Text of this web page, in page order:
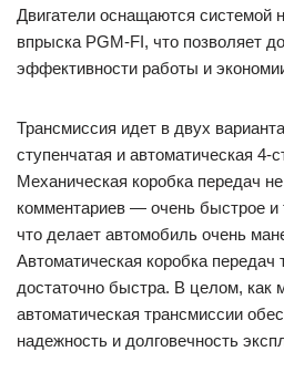
Двигатели оснащаются системой
впрыска PGM-FI, что позволяет
эффективности работы и
Трансмиссия идет в двух
ступенчатая и автоматическая 4-
Механическая коробка передач
комментариев — очень быстрое и
что делает автомобиль очень
Автоматическая коробка передач
достаточно быстра. В целом, как
автоматическая трансмиссии
надежность и долговечность